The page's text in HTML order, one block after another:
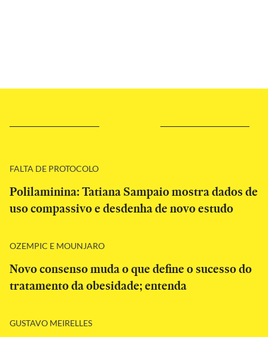
FALTA DE PROTOCOLO
Polilaminina: Tatiana Sampaio mostra dados de
uso compassivo e desdenha de novo estudo
OZEMPIC E MOUNJARO
Novo consenso muda o que define o sucesso do
tratamento da obesidade; entenda
GUSTAVO MEIRELLES